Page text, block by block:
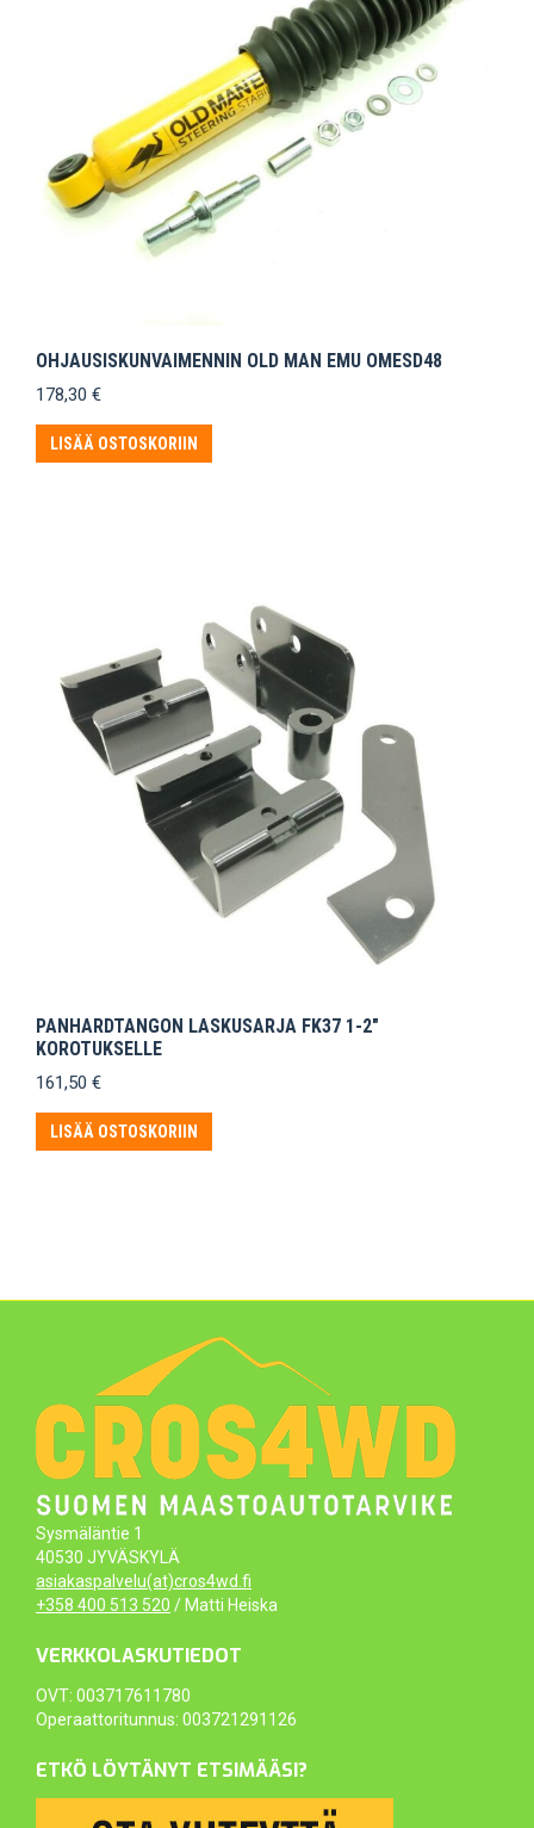
OHJAUSISKUNVAIMENNIN OLD MAN EMU OMESD48
178,30 €
LISÄÄ OSTOSKORIIN
PANHARDTANGON LASKUSARJA FK37 1-2″
KOROTUKSELLE
161,50 €
LISÄÄ OSTOSKORIIN
Sysmäläntie 1
40530 JYVÄSKYLÄ
asiakaspalvelu(at)cros4wd.fi
+358 400 513 520 / Matti Heiska
VERKKOLASKUTIEDOT
OVT: 003717611780
Operaattoritunnus: 003721291126
ETKÖ LÖYTÄNYT ETSIMÄÄSI?